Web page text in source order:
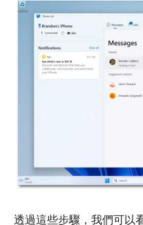
透過這些步驟，我們可以